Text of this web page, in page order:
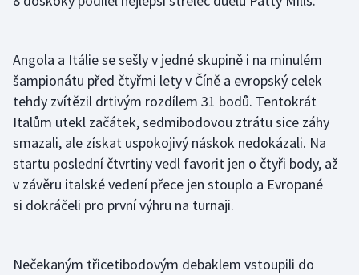
Ragby
Rychlobruslení
Rychlostní kanoistika
Short track
Stolní tenis
Angola a Itálie se sešly v jedné skupině i na minulém
šampionátu před čtyřmi lety v Číně a evropský celek
tehdy zvítězil drtivým rozdílem 31 bodů. Tentokrát
Italům utekl začátek, sedmibodovou ztrátu sice záhy
smazali, ale získat uspokojivý náskok nedokázali. Na
startu poslední čtvrtiny vedl favorit jen o čtyři body, až
v závěru italské vedení přece jen stouplo a Evropané
si dokráčeli pro první výhru na turnaji.
Nečekaným třicetibodovým debaklem vstoupili do